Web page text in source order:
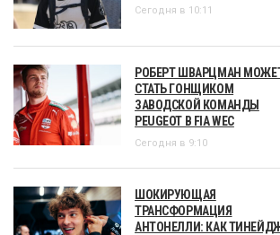
Сегодня в 10:11
РОБЕРТ ШВАРЦМАН
СТАТЬ ГОНЩИКОМ
ЗАВОДСКОЙ КОМАНДЫ
PEUGEOT В FIA WEC
Сегодня в 9:10
ШОКИРУЮЩАЯ
ТРАНСФОРМАЦИЯ
АНТОНЕЛЛИ: КАК